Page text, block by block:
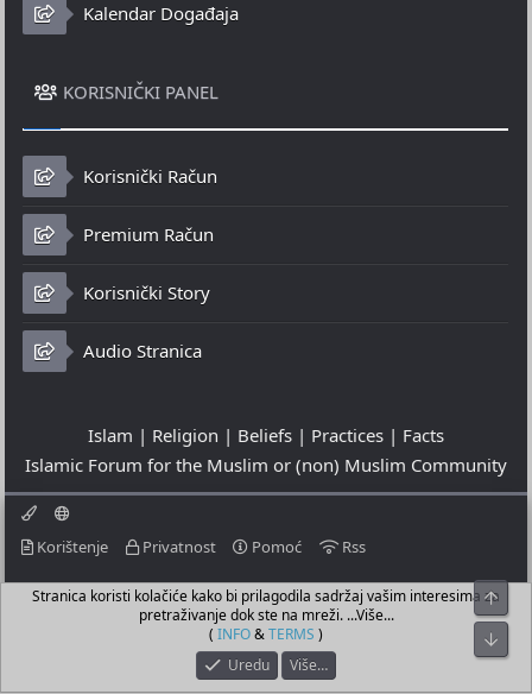
Kalendar Događaja
KORISNIČKI PANEL
Korisnički Račun
Premium Račun
Korisnički Story
Audio Stranica
Islam | Religion | Beliefs | Practices | Facts
Islamic Forum for the Muslim or (non) Muslim Community
Korištenje Privatnost Pomoć Rss
© 2023 - 06-08-2026
© Islamic Community Platform ®
Stranica koristi kolačiće kako bi prilagodila sadržaj vašim interesima za
pretraživanje dok ste na mreži. ...Više...
( INFO&TERMS )
Uredu
Više…
Top